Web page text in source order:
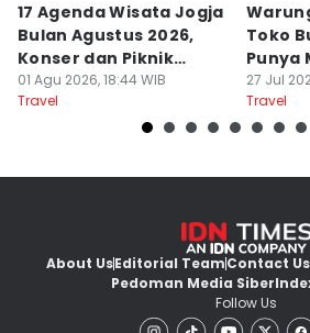
17 Agenda Wisata Jogja
Bulan Agustus 2026,
Konser dan Piknik
Literasi
01 Agu 2026, 18:44 WIB
Travel
Toko
Punya
27 Jul
Travel
About UsEditorial TeamContact Us
Pedoman Media Siber
Follow Us